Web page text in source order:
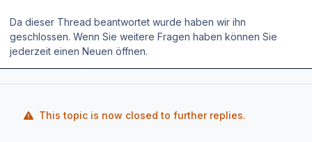
Da dieser Thread beantwortet wurde haben wir ihn
geschlossen. Wenn Sie weitere Fragen haben können Sie
jederzeit einen Neuen öffnen.
This topic is now closed to further replies.